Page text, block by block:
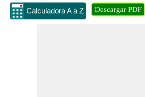
Calculadora A a Z Descargar PDF